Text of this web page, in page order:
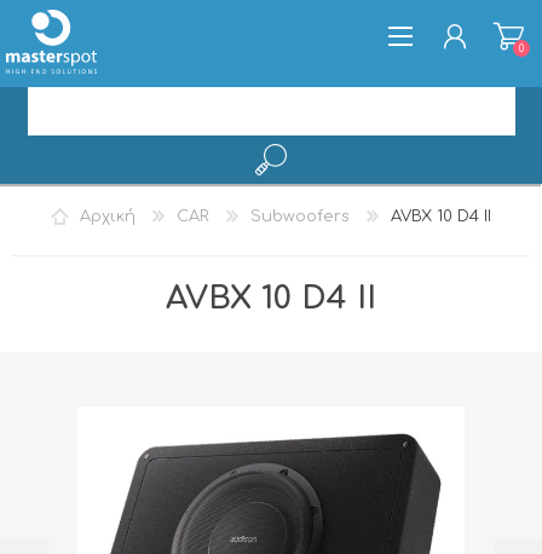
ΕΓΓΡΑΦΉ
0
Αρχική CAR Subwoofers AVBX 10 D4 II
AVBX 10 D4 II